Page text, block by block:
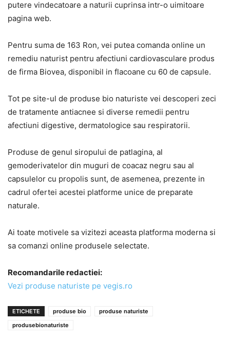
putere vindecatoare a naturii cuprinsa intr-o uimitoare
pagina web.
Pentru suma de 163 Ron, vei putea comanda online un
remediu naturist pentru afectiuni cardiovasculare produs
de firma Biovea, disponibil in flacoane cu 60 de capsule.
Tot pe site-ul de produse bio naturiste vei descoperi zeci
de tratamente antiacnee si diverse remedii pentru
afectiuni digestive, dermatologice sau respiratorii.
Produse de genul siropului de patlagina, al
gemoderivatelor din muguri de coacaz negru sau al
capsulelor cu propolis sunt, de asemenea, prezente in
cadrul ofertei acestei platforme unice de preparate
naturale.
Ai toate motivele sa vizitezi aceasta platforma moderna si
sa comanzi online produsele selectate.
Recomandarile redactiei:
Vezi produse naturiste pe vegis.ro
ETICHETE produse bio
produse naturiste
produsebionaturiste